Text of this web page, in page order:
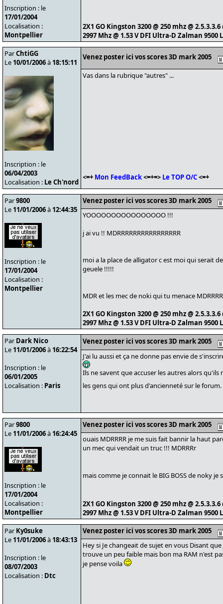
Inscription : le
17/01/2004
Localisation :
Montpellier
2X1 GO Kingston 3200 @ 250 mhz @ 2.5.3.3.6
2997 Mhz @ 1.53 V DFI Ultra-D Zalman 9500
ParChtiGG
Le 10/01/2006à 18:15:11
Inscription : le
06/04/2003
Localisation : Le Ch'nord
Venez poster ici vos scores 3D mark 2005
Vas dans la rubrique "autres" ...
<=+ Mon FeedBack<=+=> Le TOP O/C<=+
Par9800
Le 11/01/2006à 12:44:35
Inscription : le
17/01/2004
Localisation :
Montpellier
Venez poster ici vos scores 3D mark 2005
YOOOOOOOOOOOOOOOO !!!
j ai vu !! MDRRRRRRRRRRRRRRRR
moi a la place de alligator c est moi qui serait
geuele !!!!!
MDR et les mec de noki qui tu menace
2X1 GO Kingston 3200 @ 250 mhz @ 2.5.3.3.6
2997 Mhz @ 1.53 V DFI Ultra-D Zalman 9500
Par Dark Nico
Le 11/01/2006à 16:22:54
Inscription : le
06/01/2005
Localisation : Paris
Venez poster ici vos scores 3D mark 2005
J'ai lu aussi et ça ne donne pas envie de
Ils ne savent que accuser les autres alors
les gens qui ont plus d'ancienneté sur le forum.
Par9800
Le 11/01/2006à 16:24:45
Inscription : le
17/01/2004
Localisation :
Montpellier
Venez poster ici vos scores 3D mark 2005
ouais MDRRRR je me suis fait bannir la haut
un mec qui vendait un truc !!! MDRRRr
mais comme je connait le BIG BOSS de noky
2X1 GO Kingston 3200 @ 250 mhz @ 2.5.3.3.6
2997 Mhz @ 1.53 V DFI Ultra-D Zalman 9500
Par Ky0suke
Le 11/01/2006à 18:43:13
Inscription : le
08/07/2003
Localisation : Dtc
Venez poster ici vos scores 3D mark 2005
Hey si Je changeait de sujet en vous Disant
trouve un peu faible mais bon ma RAM n'est
je pense voila